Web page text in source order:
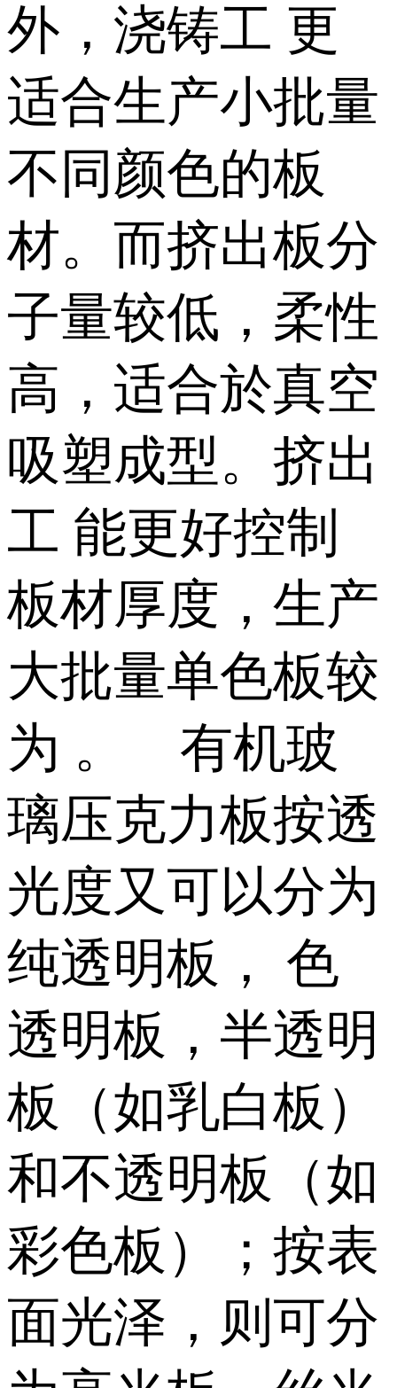
外，浇铸工 更
适合生产小批量
不同颜色的板
材。而挤出板分
子量较低，柔性
高，适合於真空
吸塑成型。挤出
工 能更好控制
板材厚度，生产
大批量单色板较
为 。 有机玻
璃压克力板按透
光度又可以分为
纯透明板， 色
透明板，半透明
板（如乳白板）
和不透明板（如
彩色板）；按表
面光泽，则可分